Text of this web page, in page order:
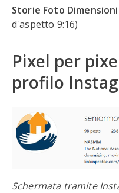
Storie Foto
d'aspetto 9:16)
Pixel per
profilo
Schermata tramite